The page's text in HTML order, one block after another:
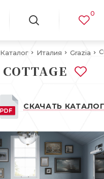
0
Каталог Италия Grazia
COTTAGE
СКАЧАТЬ КАТАЛОГ